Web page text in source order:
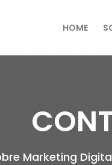
HOME
Marketing